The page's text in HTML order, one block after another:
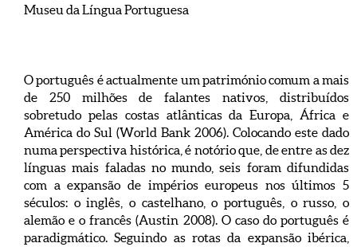
Museu da Língua Portuguesa
O português é actualmente um património comum a mais
de 250 milhões de falantes nativos, distribuídos
sobretudo pelas costas atlânticas da Europa, África e
América do Sul (World Bank 2006). Colocando este dado
numa perspectiva histórica, é notório que, de entre as dez
línguas mais faladas no mundo, seis foram difundidas
com a expansão de impérios europeus nos últimos 5
séculos: o inglês, o castelhano, o português, o russo, o
alemão e o francês (Austin 2008). O caso do português é
paradigmático. Seguindo as rotas da expansão ibérica,